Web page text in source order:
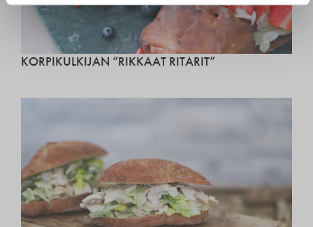
KORPIKULKIJAN “RIKKAAT RITARIT”